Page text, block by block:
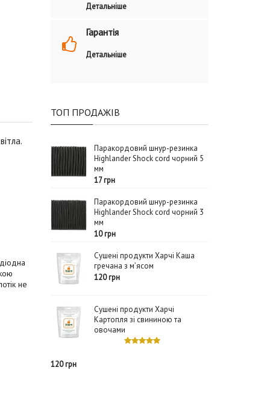
не
Детальніше
Гарантія
Детальніше
ТОП ПРОДАЖІВ
Паракордовий шнур-резинка
Highlander Shock cord чорний 5
мм
17 грн
Паракордовий шнур-резинка
Highlander Shock cord чорний 3
мм
10 грн
Сушені продукти Харчі Каша
гречана з м’ясом
120 грн
Сушені продукти Харчі
Картопля зі свининою та
овочами
120 грн